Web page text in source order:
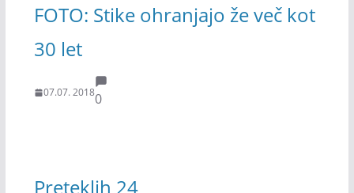
FOTO: Stike ohranjajo že več kot
30 let
07.07. 20180
Preteklih 24